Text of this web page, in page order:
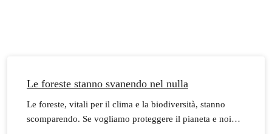
Le foreste stanno svanendo nel nulla
Le foreste, vitali per il clima e la biodiversità, stanno
scomparendo. Se vogliamo proteggere il pianeta e noi